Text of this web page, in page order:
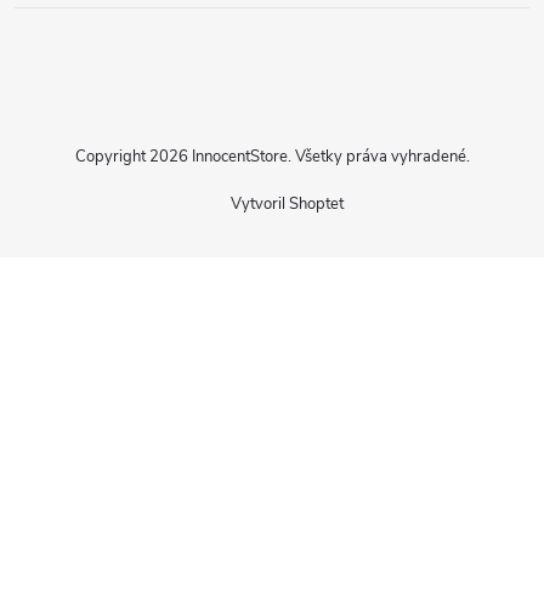
Vytvoril Shoptet
Copyright 2026 InnocentStore. Všetky práva vyhradené.